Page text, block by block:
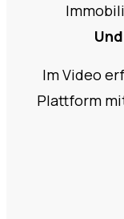
Im Video
Plattform